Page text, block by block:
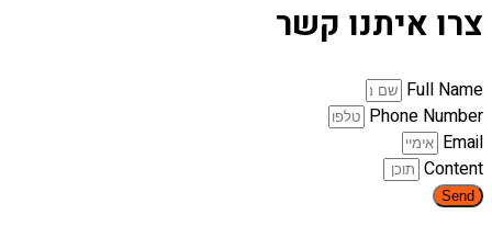
צרו איתנו קשר
Full Name
Phone Number
Email
Content
Send